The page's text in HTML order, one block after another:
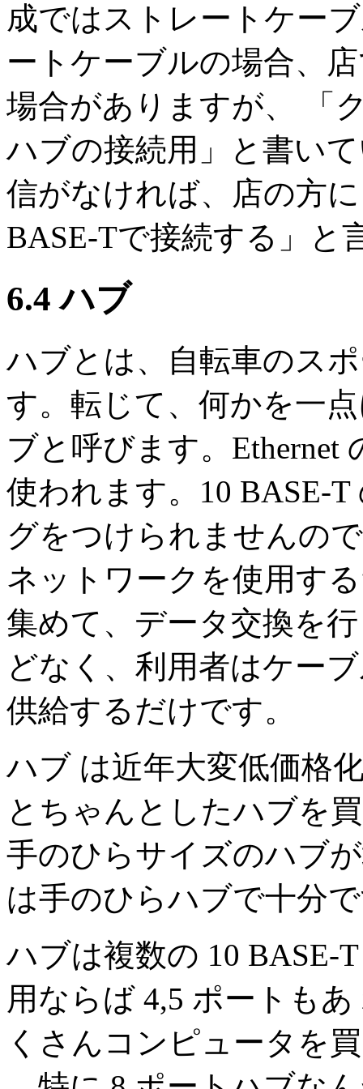
成ではストレートケー
ートケーブルの場合、
場合がありますが、 「
ハブの接続用」と書い
信がなければ、店の方
BASE-Tで接続する」と
6.4 ハブ
ハブとは、自転車のス
す。転じて、何かを一
ブと呼びます。Ethernet
使われます。10 BASE-
グをつけられませんの
ネットワークを使用す
集めて、データ交換を
どなく、利用者はケー
供給するだけです。
ハブ は近年大変低価格
とちゃんとしたハブを
手のひらサイズのハブ
は手のひらハブで十分
ハブは複数の 10 BASE-
用ならば 4,5 ポートも
くさんコンピュータを